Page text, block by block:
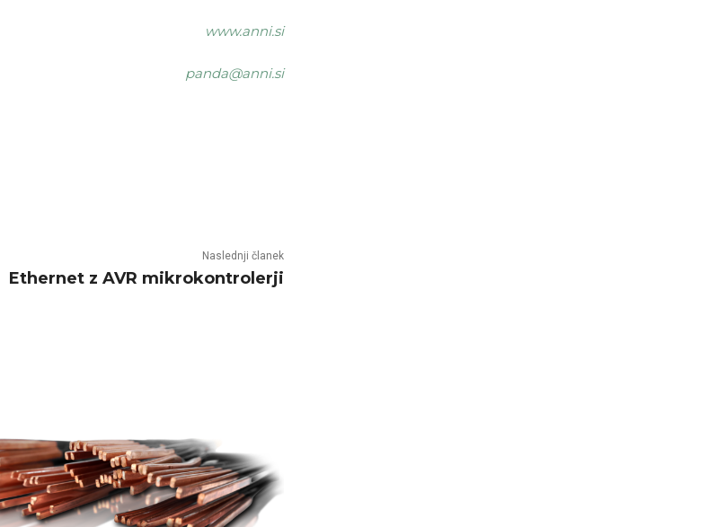
www.anni.si
panda@anni.si
Naslednji članek
Ethernet z AVR mikrokontrolerji